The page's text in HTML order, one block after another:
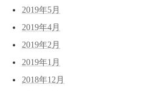
2019年5月
2019年4月
2019年2月
2019年1月
2018年12月